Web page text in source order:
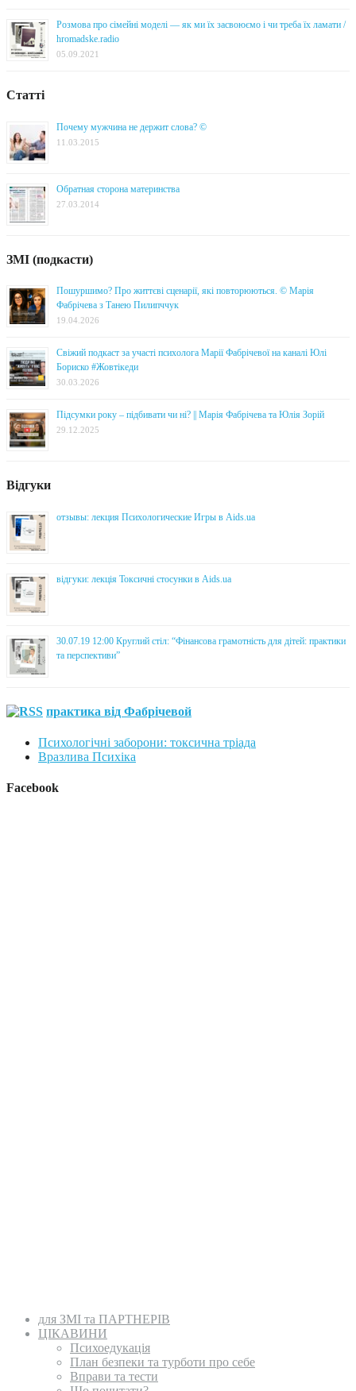
Розмова про сімейні моделі — як ми їх засвоюємо і чи треба їх ламати /
hromadske.radio
05.09.2021
Статті
Почему мужчина не держит слова? ©
11.03.2015
Обратная сторона материнства
27.03.2014
ЗМІ (подкасти)
Пошуршимо? Про життєві сценарії, які повторюються. © Марія
Фабрічева з Танею Пилипччук
19.04.2026
Свіжий подкаст за участі психолога Марії Фабрічевої на каналі Юлі
Бориско #Жовтікеди
30.03.2026
Підсумки року – підбивати чи ні? || Марія Фабрічева та Юлія Зорій
29.12.2025
Відгуки
отзывы: лекция Психологические Игры в Aids.ua
відгуки: лекція Токсичні стосунки в Aids.ua
30.07.19 12:00 Круглий стіл: “Фінансова грамотність для дітей: практики
та перспективи”
практика від Фабрічевой
Психологічні заборони: токсична тріада
Вразлива Психіка
Facebook
для ЗМІ та ПАРТНЕРІВ
ЦІКАВИНИ
Психоедукація
План безпеки та турботи про себе
Вправи та тести